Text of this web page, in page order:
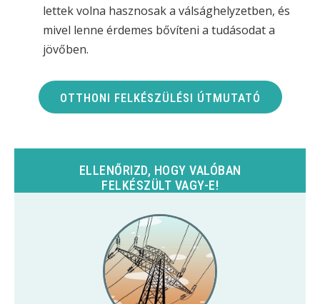
lettek volna hasznosak a válsághelyzetben, és
mivel lenne érdemes bővíteni a tudásodat a
jövőben.
OTTHONI FELKÉSZÜLÉSI ÚTMUTATÓ
ELLENŐRIZD, HOGY VALÓBAN
FELKÉSZÜLT VAGY-E!